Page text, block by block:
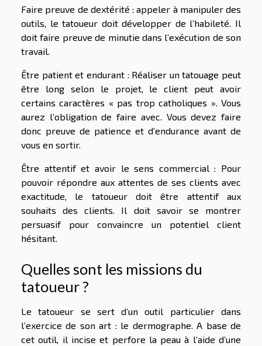
Faire preuve de dextérité : appeler à manipuler des
outils, le tatoueur doit développer de l’habileté. Il
doit faire preuve de minutie dans l’exécution de son
travail.
Être patient et endurant : Réaliser un tatouage peut
être long selon le projet, le client peut avoir
certains caractères « pas trop catholiques ». Vous
aurez l’obligation de faire avec. Vous devez faire
donc preuve de patience et d’endurance avant de
vous en sortir.
Être attentif et avoir le sens commercial : Pour
pouvoir répondre aux attentes de ses clients avec
exactitude, le tatoueur doit être attentif aux
souhaits des clients. Il doit savoir se montrer
persuasif pour convaincre un potentiel client
hésitant.
Quelles sont les missions du
tatoueur ?
Le tatoueur se sert d’un outil particulier dans
l’exercice de son art : le dermographe. A base de
cet outil, il incise et perfore la peau à l’aide d’une